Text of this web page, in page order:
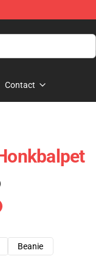
Contact
Beanie